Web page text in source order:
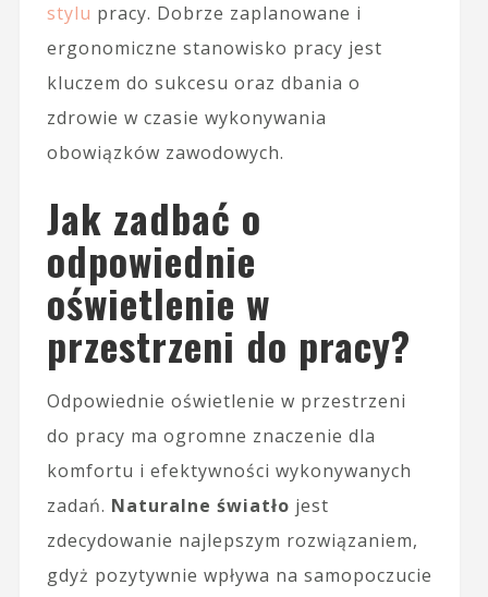
stylu pracy. Dobrze zaplanowane i
ergonomiczne stanowisko pracy jest
kluczem do sukcesu oraz dbania o
zdrowie w czasie wykonywania
obowiązków zawodowych.
Jak zadbać o
odpowiednie
oświetlenie w
przestrzeni do pracy?
Odpowiednie oświetlenie w przestrzeni
do pracy ma ogromne znaczenie dla
komfortu i efektywności wykonywanych
zadań. Naturalne światło jest
zdecydowanie najlepszym rozwiązaniem,
gdyż pozytywnie wpływa na samopoczucie